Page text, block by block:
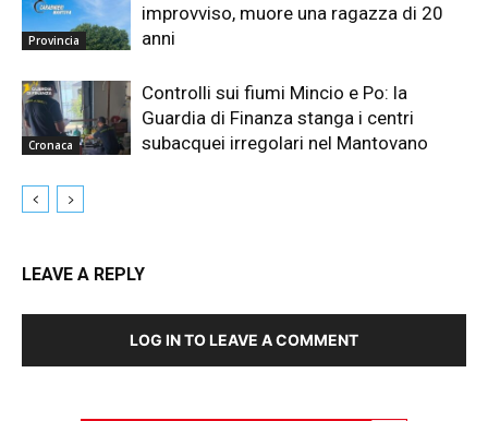
Provincia
improvviso, muore una ragazza di 20
anni
Cronaca
Controlli sui fiumi Mincio e Po: la
Guardia di Finanza stanga i centri
subacquei irregolari nel Mantovano
LEAVE A REPLY
LOG IN TO LEAVE A COMMENT